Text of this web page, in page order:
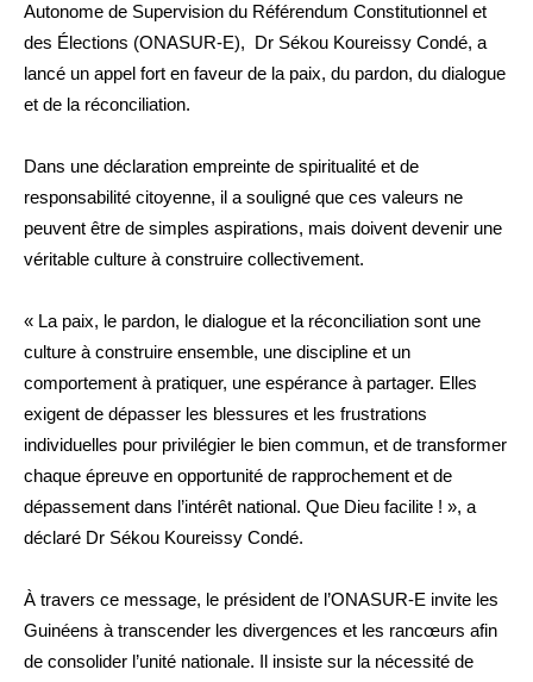
Autonome de Supervision du Référendum Constitutionnel et
des Élections (ONASUR-E), Dr Sékou Koureissy Condé, a
lancé un appel fort en faveur de la paix, du pardon, du dialogue
et de la réconciliation.
Dans une déclaration empreinte de spiritualité et de
responsabilité citoyenne, il a souligné que ces valeurs ne
peuvent être de simples aspirations, mais doivent devenir une
véritable culture à construire collectivement.
« La paix, le pardon, le dialogue et la réconciliation sont une
culture à construire ensemble, une discipline et un
comportement à pratiquer, une espérance à partager. Elles
exigent de dépasser les blessures et les frustrations
individuelles pour privilégier le bien commun, et de transformer
chaque épreuve en opportunité de rapprochement et de
dépassement dans l’intérêt national. Que Dieu facilite ! », a
déclaré Dr Sékou Koureissy Condé.
À travers ce message, le président de l’ONASUR-E invite les
Guinéens à transcender les divergences et les rancœurs afin
de consolider l’unité nationale. Il insiste sur la nécessité de